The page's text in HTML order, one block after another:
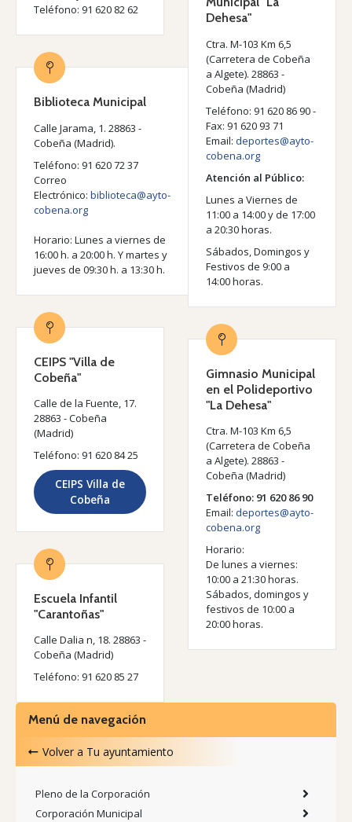
Teléfono: 91 620 82 62
Biblioteca Municipal
Calle Jarama, 1. 28863 -
Cobeña (Madrid).
Teléfono: 91 620 72 37
Correo
Electrónico: biblioteca@ayto-
cobena.org
Horario: Lunes a viernes de
16:00 h. a 20:00 h. Y martes y
jueves de 09:30 h. a 13:30 h.
CEIPS "Villa de
Cobeña"
Calle de la Fuente, 17.
28863 - Cobeña
(Madrid)
Teléfono: 91 620 84 25
CEIPS Villa de
Cobeña
Escuela Infantil
"Carantoñas"
Calle Dalia n, 18. 28863 -
Cobeña (Madrid)
Teléfono: 91 620 85 27
Dehesa"
Ctra. M-103 Km 6,5
(Carretera de Cobeña
a Algete). 28863 -
Cobeña (Madrid)
Teléfono: 91 620 86 90 -
Fax: 91 620 93 71
Email: deportes@ayto-
cobena.org
Atención al Público:
Lunes a Viernes de
11:00 a 14:00 y de 17:00
a 20:30 horas.
Sábados, Domingos y
Festivos de 9:00 a
14:00 horas.
Gimnasio Municipal
en el Polideportivo
"La Dehesa"
Ctra. M-103 Km 6,5
(Carretera de Cobeña
a Algete). 28863 -
Cobeña (Madrid)
Teléfono: 91 620 86 90
Email: deportes@ayto-
cobena.org
Horario:
De lunes a viernes:
10:00 a 21:30 horas.
Sábados, domingos y
festivos de 10:00 a
20:00 horas.
Menú de navegación
Volver a Tu ayuntamiento
Pleno de la Corporación
Corporación Municipal